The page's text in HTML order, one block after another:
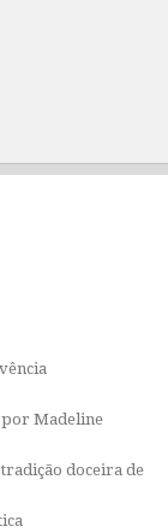
por Madeline
doceira de